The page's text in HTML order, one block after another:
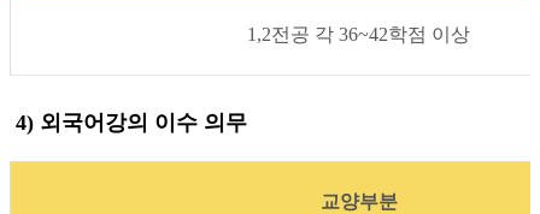
1,2전공 각 36~42학점 이상
4) 외국어강의 이수 의무
교양부분